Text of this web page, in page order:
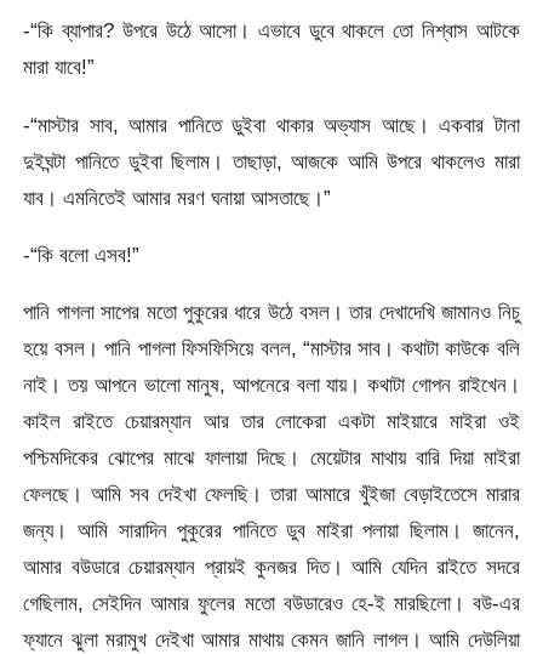
-“কি ব্যাপার? উপরে উঠে আসো। এভাবে ডুবে থাকলে তো নিশ্বাস আটকে
মারা যাবে!”
-“মাস্টার সাব, আমার পানিতে ডুইবা থাকার অভ্যাস আছে। একবার টানা
দুইঘন্টা পানিতে ডুইবা ছিলাম। তাছাড়া, আজকে আমি উপরে থাকলেও মারা
যাব। এমনিতেই আমার মরণ ঘনায়া আসতাছে।”
-“কি বলো এসব!”
পানি পাগলা সাপের মতো পুকুরের ধারে উঠে বসল। তার দেখাদেখি জামানও নিচু
হয়ে বসল। পানি পাগলা ফিসফিসিয়ে বলল, “মাস্টার সাব। কথাটা কাউকে বলি
নাই। তয় আপনে ভালো মানুষ, আপনেরে বলা যায়। কথাটা গোপন রাইখেন।
কাইল রাইতে চেয়ারম্যান আর তার লোকেরা একটা মাইয়ারে মাইরা ওই
পশ্চিমদিকের ঝোপের মাঝে ফালায়া দিছে। মেয়েটার মাথায় বারি দিয়া মাইরা
ফেলছে। আমি সব দেইখা ফেলছি। তারা আমারে খুঁইজা বেড়াইতেসে মারার
জন্য। আমি সারাদিন পুকুরের পানিতে ডুব মাইরা পলায়া ছিলাম। জানেন,
আমার বউডারে চেয়ারম্যান প্রায়ই কুনজর দিত। আমি যেদিন রাইতে সদরে
গেছিলাম, সেইদিন আমার ফুলের মতো বউডারেও হে-ই মারছিলো। বউ-এর
ফ্যানে ঝুলা মরামুখ দেইখা আমার মাথায় কেমন জানি লাগল। আমি দেউলিয়া